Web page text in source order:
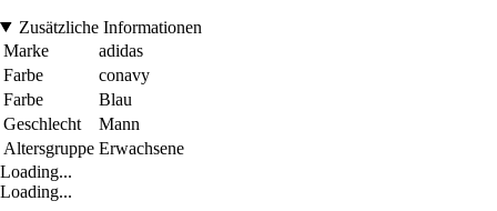
Zusätzliche Informationen
Marke
adidas
Farbe
conavy
Farbe
Blau
Geschlecht
Mann
Altersgruppe Erwachsene
Loading...
Loading...